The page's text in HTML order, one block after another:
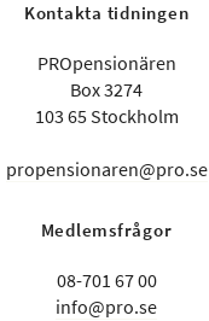
Kontakta tidningen
PROpensionären
Box 3274
103 65 Stockholm
propensionaren@pro.se
Medlemsfrågor
08-701 67 00
info@pro.se